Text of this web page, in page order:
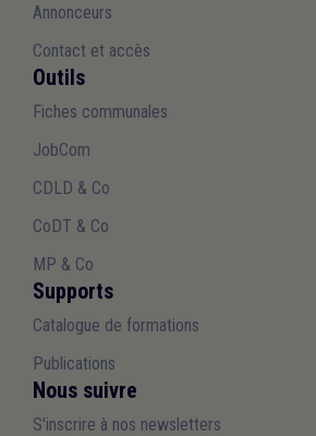
Annonceurs
Contact et accès
Outils
Fiches communales
JobCom
CDLD & Co
CoDT & Co
MP & Co
Supports
Catalogue de formations
Publications
Nous suivre
S'inscrire à nos newsletters